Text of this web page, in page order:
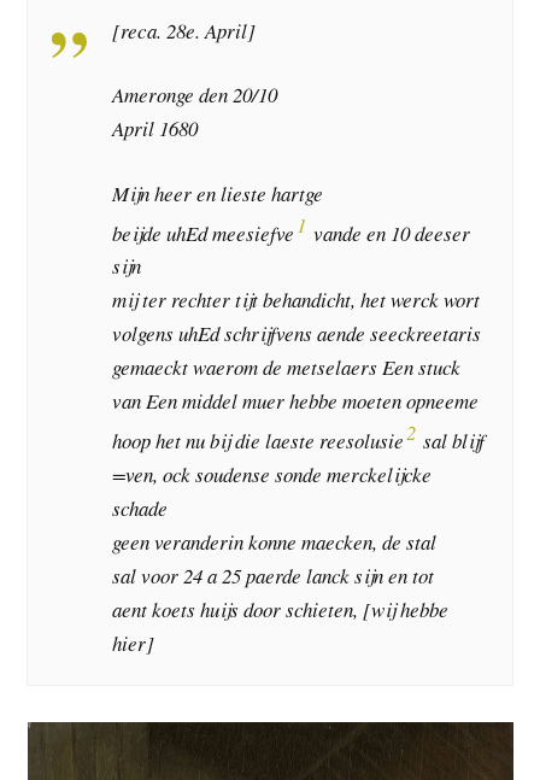
[reca. 28e. April]
Ameronge den 20/10
April 1680
Mijn heer en lieste hartge
beijde uhEd meesiefve 1 vande en 10 deeser
sijn
mij ter rechter tijt behandicht, het werck wort
volgens uhEd schrijfvens aende seeckreetaris
gemaeckt waerom de metselaers Een stuck
van Een middel muer hebbe moeten opneeme
hoop het nu bij die laeste reesolusie2 sal blijf
=ven, ock soudense sonde merckelijcke
schade
geen veranderin konne maecken, de stal
sal voor 24 a 25 paerde lanck sijn en tot
aent koets huijs door schieten, [wij hebbe
hier]